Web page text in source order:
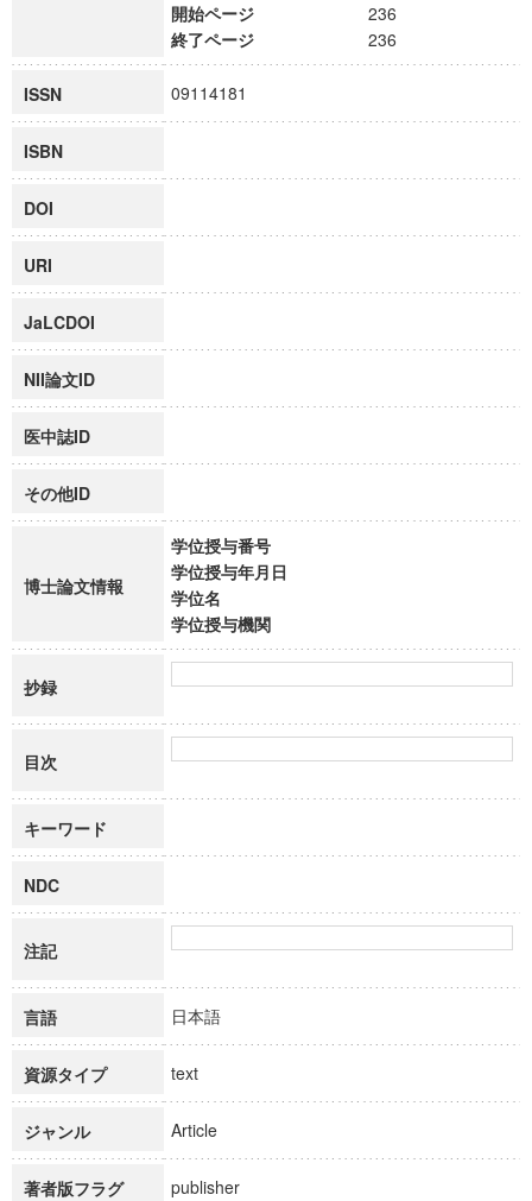
開始ページ
236
終了ページ
236
ISSN 09114181
ISBN
DOI
URI
JaLCDOI
NII論文ID
医中誌ID
その他ID
博士論文情報
学位授与番号
学位授与年月日
学位名
学位授与機関
抄録
目次
キーワード
NDC
注記
言語 日本語
資源タイプ text
ジャンル Article
著者版フラグ publisher